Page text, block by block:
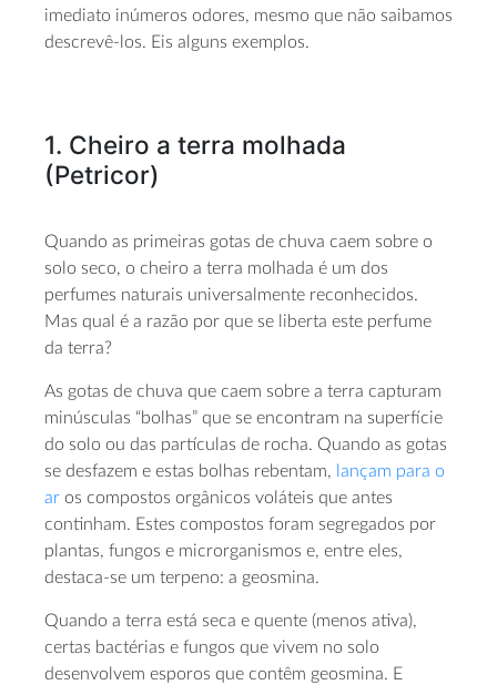
imediato inúmeros odores, mesmo que não saibamos
descrevê-los. Eis alguns exemplos.
1. Cheiro a terra molhada
(Petricor)
Quando as primeiras gotas de chuva caem sobre o
solo seco, o cheiro a terra molhada é um dos
perfumes naturais universalmente reconhecidos.
Mas qual é a razão por que se liberta este perfume
da terra?
As gotas de chuva que caem sobre a terra capturam
minúsculas “bolhas” que se encontram na superfície
do solo ou das partículas de rocha. Quando as gotas
se desfazem e estas bolhas rebentam, lançam para o
ar os compostos orgânicos voláteis que antes
continham. Estes compostos foram segregados por
plantas, fungos e microrganismos e, entre eles,
destaca-se um terpeno: a geosmina.
Quando a terra está seca e quente (menos ativa),
certas bactérias e fungos que vivem no solo
desenvolvem esporos que contêm geosmina. E